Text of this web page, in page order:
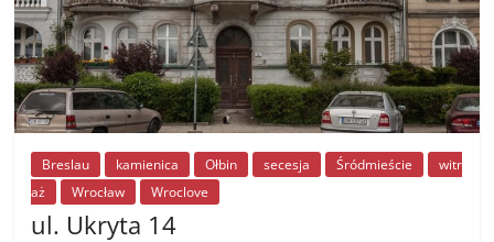
Breslau kamienica Ołbin secesja Śródmieście
witr
aż
Wrocław Wroclove
ul. Ukryta 14